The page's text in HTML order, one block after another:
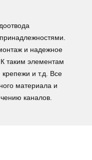
и надежное
таким элементам
крепежи и т.д. Все
материала и
каналов.